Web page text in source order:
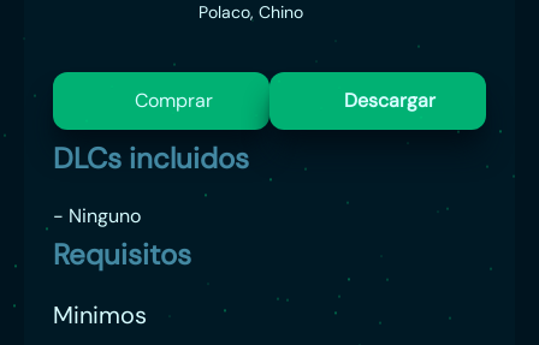
Polaco, Chino
Comprar Descargar
DLCs incluidos
- Ninguno
Requisitos
Minimos